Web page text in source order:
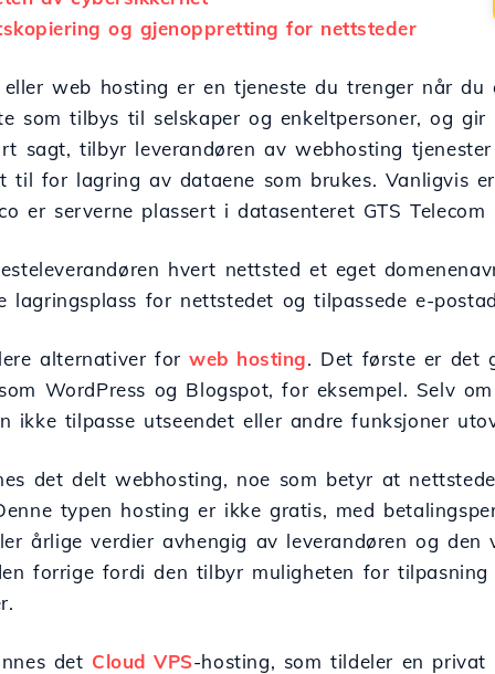
og gjenoppretting for nettsteder
eller web hosting er en tjeneste du trenger når
som tilbys til selskaper og enkeltpersoner, og
sagt, tilbyr leverandøren av webhosting
til for lagring av dataene som brukes. Vanligvis
er serverne plassert i datasenteret GTS Telecom
hvert nettsted et eget
lagringsplass for nettstedet og tilpassede e-
alternativer forweb hosting. Det første er det
WordPress og Blogspot, for eksempel. Selv
ikke tilpasse utseendet eller andre funksjoner
det delt webhosting, noe som betyr at
typen hosting er ikke gratis, med
årlige verdier avhengig av leverandøren og
forrige fordi den tilbyr muligheten for
det Cloud VPS-hosting, som tildeler en